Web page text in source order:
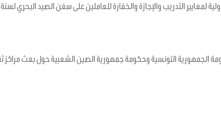
لمعايير التدريب والإجازة والخفارة للعاملين على سفن الصيد البحري لسنة 1995